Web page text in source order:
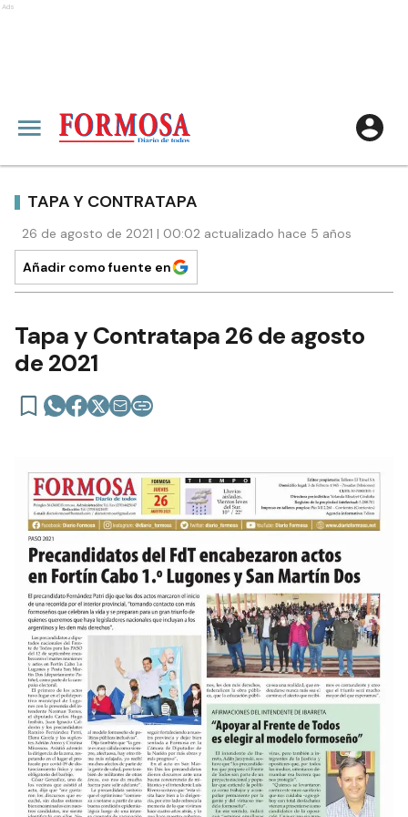
Ads
TAPA Y CONTRATAPA
26 de agosto de 2021 | 00:02 actualizado hace 5 años
Añadir como fuente en
Tapa y Contratapa 26 de agosto
de 2021